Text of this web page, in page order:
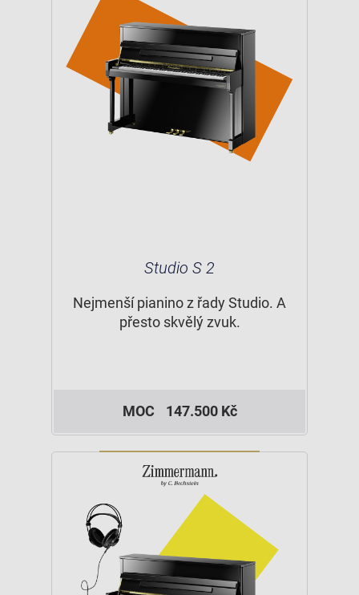
Studio S 2
Nejmenší pianino z řady Studio. A
přesto skvělý zvuk.
MOC 147.500 Kč